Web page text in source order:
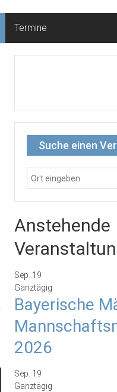
Termine
Suche einen
Anstehende
Sep. 19
Ganztägig
Bayerische
2026
Sep. 19
Ganztägig